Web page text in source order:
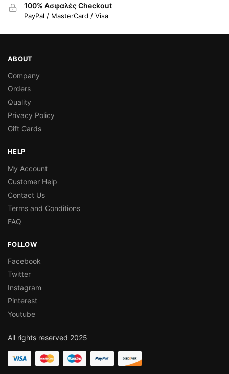
100% Ασφαλές Checkout
PayPal / MasterCard / Visa
ABOUT
Company
Orders
Quality
Privacy Policy
Gift Cards
HELP
My Account
Customer Help
Contact Us
Terms and Conditions
FAQ
FOLLOW
Facebook
Twitter
Instagram
Pinterest
Youtube
All rights reserved 2025